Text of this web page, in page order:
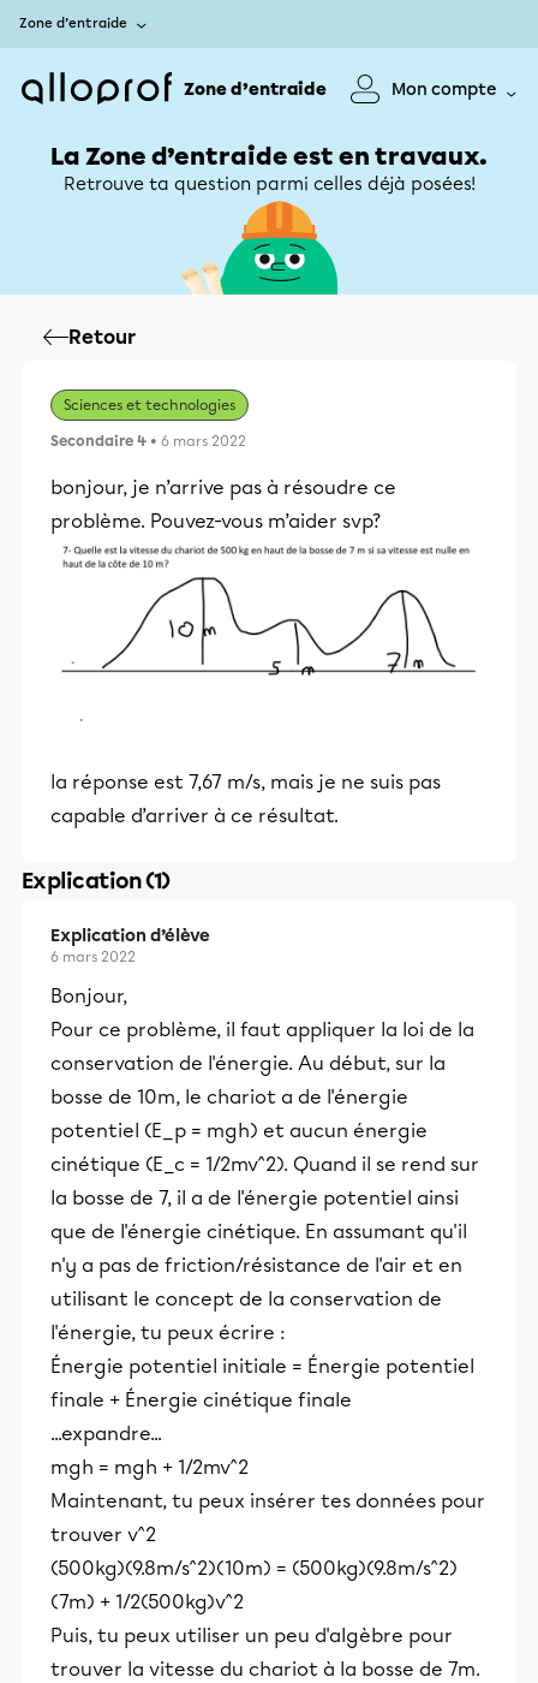
Zone d’entraide
Zone d’entraide Mon compte
La Zone d’entraide est en travaux.
Retrouve ta question parmi celles déjà posées!
Retour
Sciences et technologies
Secondaire 4 • 6 mars 2022
bonjour, je n’arrive pas à résoudre ce
problème. Pouvez-vous m’aider svp?
la réponse est 7,67 m/s, mais je ne suis pas
capable d’arriver à ce résultat.
Explication (1)
Explication d’élève
6 mars 2022
Bonjour,
Pour ce problème, il faut appliquer la loi de la
conservation de l'énergie. Au début, sur la
bosse de 10m, le chariot a de l'énergie
potentiel (E_p = mgh) et aucun énergie
cinétique (E_c = 1/2mv^2). Quand il se rend sur
la bosse de 7, il a de l'énergie potentiel ainsi
que de l'énergie cinétique. En assumant qu'il
n'y a pas de friction/résistance de l'air et en
utilisant le concept de la conservation de
l'énergie, tu peux écrire :
Énergie potentiel initiale = Énergie potentiel
finale + Énergie cinétique finale
...expandre...
mgh = mgh + 1/2mv^2
Maintenant, tu peux insérer tes données pour
trouver v^2
(500kg)(9.8m/s^2)(10m) = (500kg)(9.8m/s^2)
(7m) + 1/2(500kg)v^2
Puis, tu peux utiliser un peu d'algèbre pour
trouver la vitesse du chariot à la bosse de 7m.